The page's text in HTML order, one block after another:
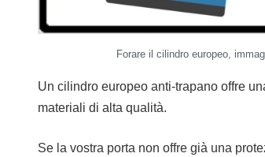
Forare il cilindro europeo,
Un cilindro europeo anti-trapano offre
materiali di alta qualità.
Se la vostra porta non offre già una